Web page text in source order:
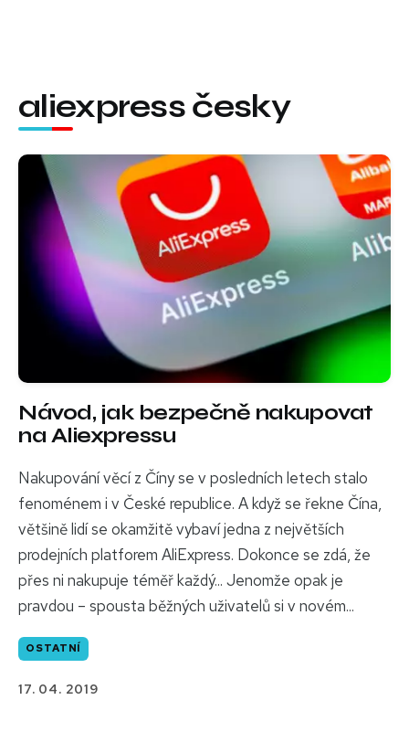
aliexpress česky
Návod, jak bezpečně nakupovat
na Aliexpressu
Nakupování věcí z Číny se v posledních letech stalo
fenoménem i v České republice. A když se řekne Čína,
většině lidí se okamžitě vybaví jedna z největších
prodejních platforem AliExpress. Dokonce se zdá, že
přes ni nakupuje téměř každý... Jenomže opak je
pravdou – spousta běžných uživatelů si v novém...
OSTATNÍ
17. 04. 2019